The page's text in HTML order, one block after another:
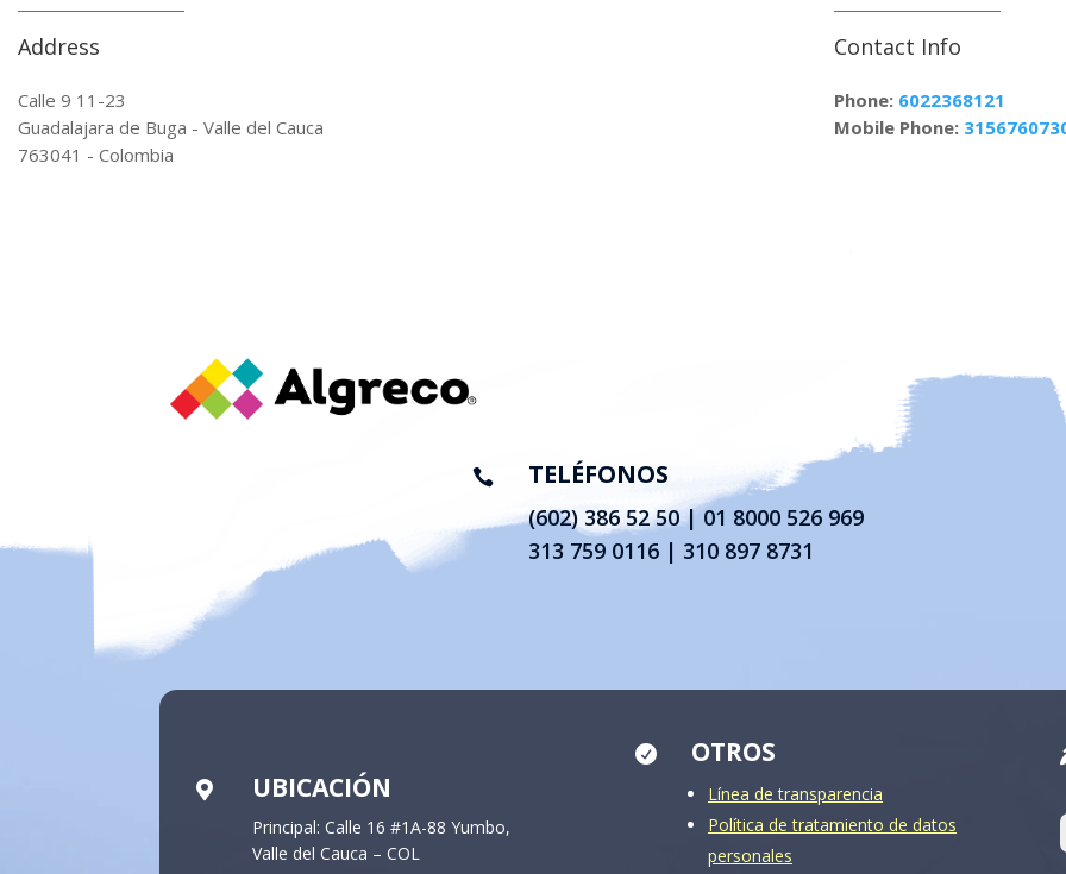
Address
Calle 9 11-23
Guadalajara de Buga - Valle del Cauca
763041 - Colombia
Contact Info
Phone: 6022368121
Mobile Phone:
 TELÉFONOS
(602) 386 52 50| 01 8000 526 969
313 759 0116 | 310 897 8731
 UBICACIÓN
Principal: Calle 16 #1A-88 Yumbo,
Valle del Cauca – COL
 OTROS
Línea de transparencia
Política de tratamiento de datos
personales